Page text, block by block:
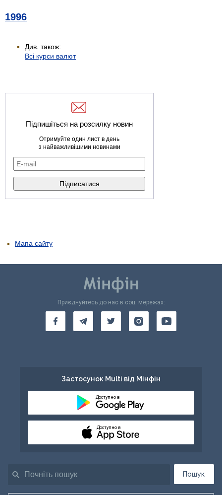
1996
Див. також:
Всі курси валют
Підпишіться на розсилку новин
Отримуйте один лист в день
з найважливішими новинами
Мапа сайту
Пошук
Приєднуйтесь до нас в соц. мережах:
Застосунок Multi від Мінфін
Доступно в
Доступно в